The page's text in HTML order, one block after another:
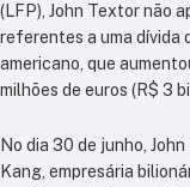
(LFP), John Textor não
referentes a uma dívida
americano, que
milhões de euros (R$ 3
No dia 30 de junho,
Kang, empresária